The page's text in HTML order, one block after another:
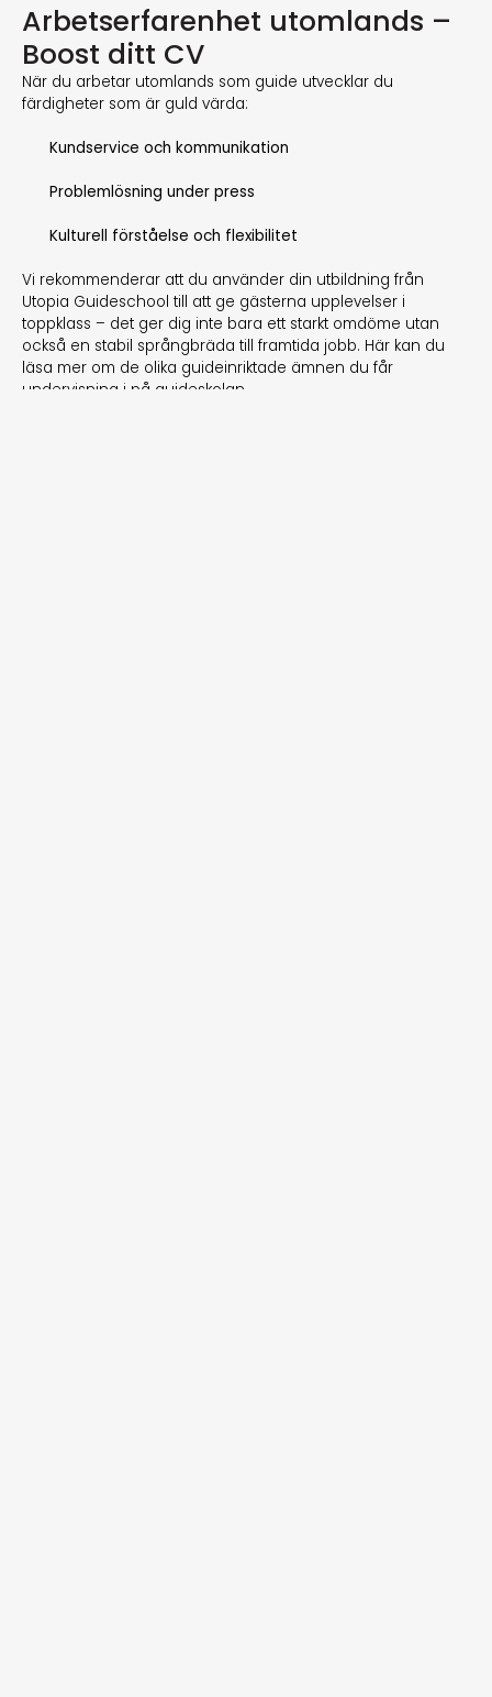
Arbetserfarenhet utomlands –
Boost ditt CV
När du arbetar utomlands som guide utvecklar du
färdigheter som är guld värda:
Kundservice och kommunikation
Problemlösning under press
Kulturell förståelse och flexibilitet
Vi rekommenderar att du använder din utbildning från
Utopia Guideschool till att ge gästerna upplevelser i
toppklass – det ger dig inte bara ett starkt omdöme utan
också en stabil språngbräda till framtida jobb. Här kan du
läsa mer om de olika guideinriktade ämnen du får
undervisning i på guideskolan.